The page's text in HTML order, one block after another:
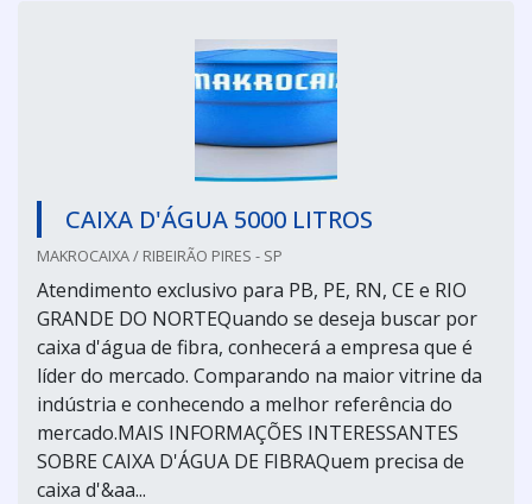
CAIXA D'ÁGUA 5000 LITROS
MAKROCAIXA / RIBEIRÃO PIRES - SP
Atendimento exclusivo para PB, PE, RN, CE e RIO
GRANDE DO NORTEQuando se deseja buscar por
caixa d'água de fibra, conhecerá a empresa que é
líder do mercado. Comparando na maior vitrine da
indústria e conhecendo a melhor referência do
mercado.MAIS INFORMAÇÕES INTERESSANTES
SOBRE CAIXA D'ÁGUA DE FIBRAQuem precisa de
caixa d'&aa...